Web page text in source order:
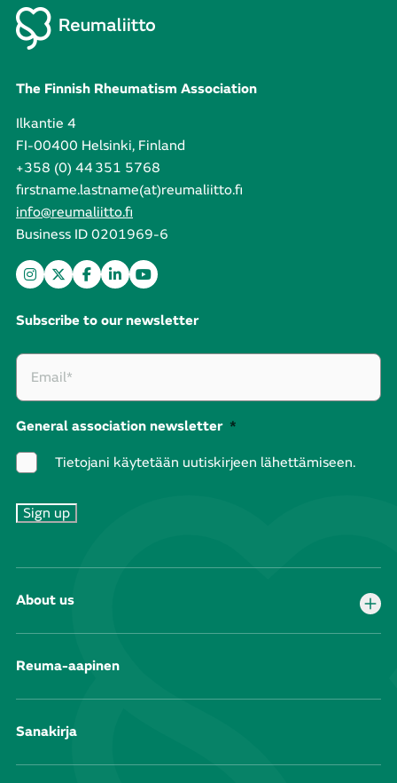
The Finnish Rheumatism Association
Ilkantie 4
FI-00400 Helsinki, Finland
+358 (0) 44 351 5768
firstname.lastname(at)reumaliitto.fi
info@reumaliitto.fi
Business ID 0201969-6
Subscribe to our newsletter
General association newsletter *
Tietojani käytetään uutiskirjeen lähettämiseen.
About us
Reuma-aapinen
Sanakirja